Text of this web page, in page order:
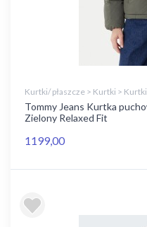
Kurtki/ płaszcze > Kurtki >
Tommy Jeans Kurtka
Zielony Relaxed Fit
1199,00